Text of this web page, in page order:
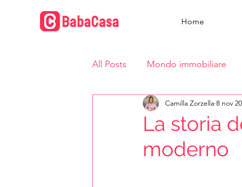
Home
All Posts Mondo immobiliare
Vita in casa
La storia
moderno
Camilla Zorzella 8 nov